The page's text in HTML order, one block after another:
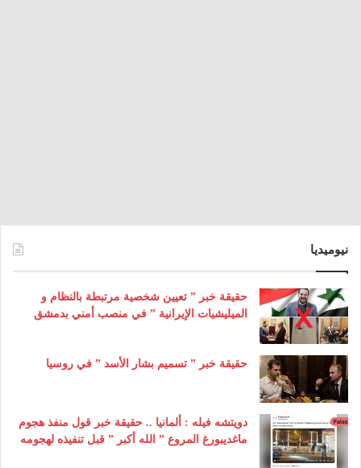
نيوميديا
حقيقة خبر ” تعيين شخصية مرتبطة بالنظام و
الميليشيات الإيرانية ” في منصب أمني بدمشق
حقيقة خبر ” تسميم بشار الأسد ” في روسيا
دويتشه فيله : ألمانيا .. حقيقة خبر قول منفذ هجوم
ماغديبورغ المروع ” الله أكبر ” قبل تنفيذه لهجومه